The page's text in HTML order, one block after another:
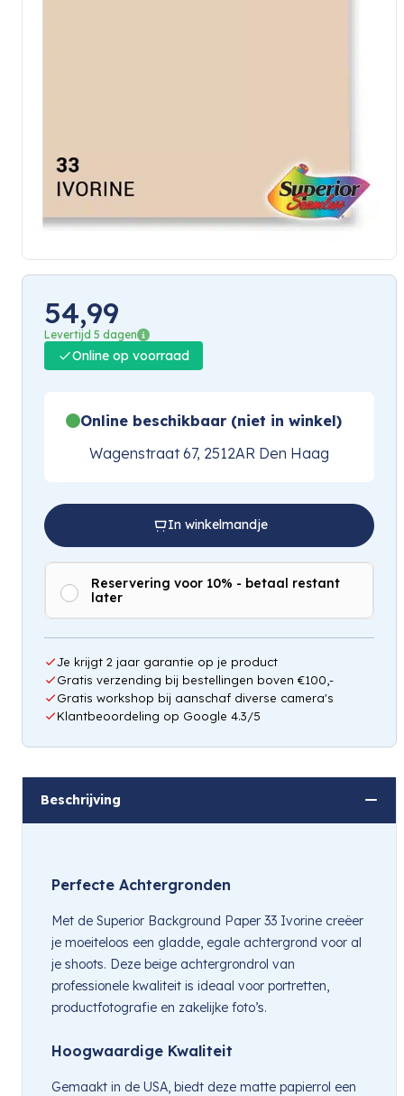
54,99
Levertijd 5 dagen
Online op voorraad
Online beschikbaar (niet in winkel)
Wagenstraat 67, 2512AR Den Haag
In winkelmandje
Reservering voor 10% - betaal restant
later
Je krijgt 2 jaar garantie op je product
Gratis verzending bij bestellingen boven €100,-
Gratis workshop bij aanschaf diverse camera's
Klantbeoordeling op Google 4.3/5
Beschrijving
Perfecte Achtergronden
Met de Superior Background Paper 33 Ivorine creëer
je moeiteloos een gladde, egale achtergrond voor al
je shoots. Deze beige achtergrondrol van
professionele kwaliteit is ideaal voor portretten,
productfotografie en zakelijke foto’s.
Hoogwaardige Kwaliteit
Gemaakt in de USA, biedt deze matte papierrol een